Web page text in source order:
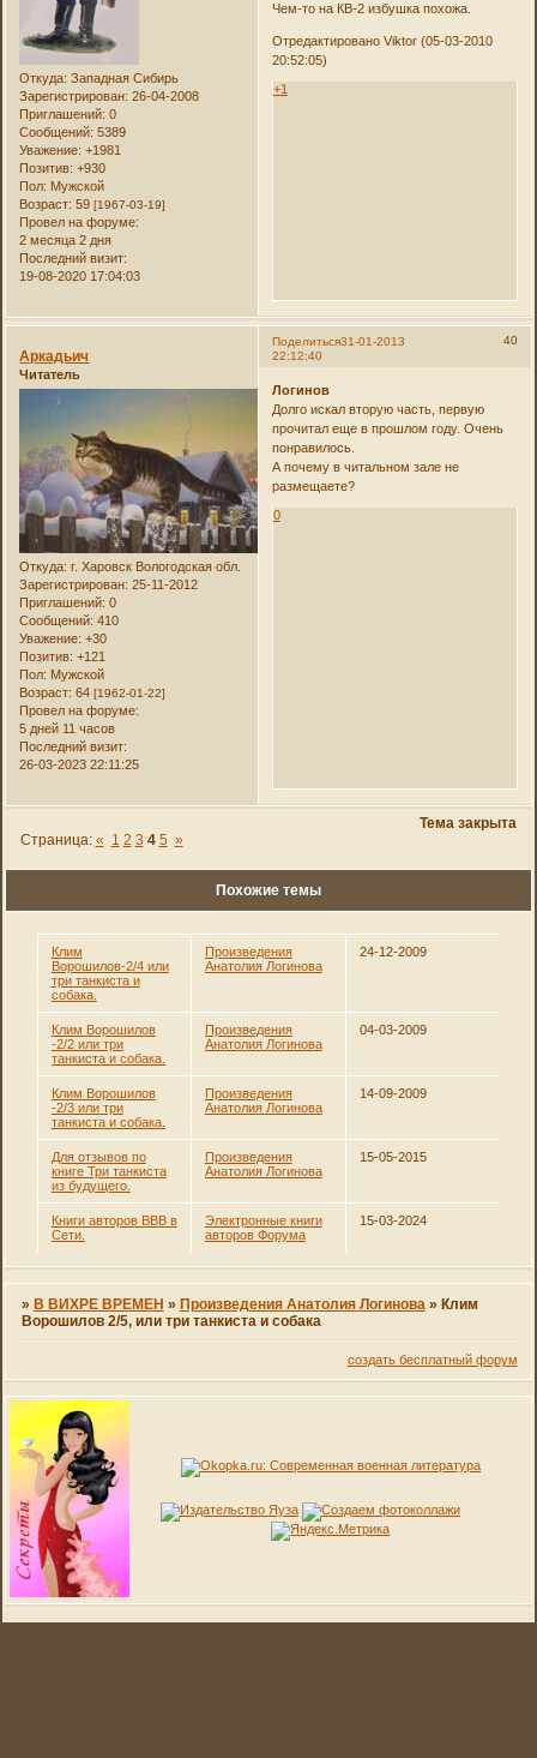
Откуда: Западная Сибирь
Зарегистрирован: 26-04-2008
Приглашений: 0
Сообщений: 5389
Уважение: +1981
Позитив: +930
Пол: Мужской
Возраст: 59[1967-03-19]
Провел на форуме:
2 месяца 2 дня
Последний визит:
19-08-2020 17:04:03
Чем-то на КВ-2 избушка похожа.
Отредактировано Viktor (05-03-2010
20:52:05)
+1
Поделиться 40
31-01-2013
22:12:40
Аркадьич
Читатель
Откуда: г. Харовск Вологодская обл.
Зарегистрирован: 25-11-2012
Приглашений: 0
Сообщений: 410
Уважение: +30
Позитив: +121
Пол: Мужской
Возраст: 64[1962-01-22]
Провел на форуме:
5 дней 11 часов
Последний визит:
26-03-2023 22:11:25
Логинов
Долго искал вторую часть, первую
прочитал еще в прошлом году. Очень
понравилось.
А почему в читальном зале не
размещаете?
0
Тема закрыта
Страница: « 1 2 3 4 5 »
Похожие темы
Клим
Ворошилов-2/4 или
три танкиста и
собака.
Произведения
Анатолия Логинова
24-12-2009
Клим Ворошилов
-2/2 или три
танкиста и собака.
Произведения
Анатолия Логинова
04-03-2009
Клим Ворошилов
-2/3 или три
танкиста и собака.
Произведения
Анатолия Логинова
14-09-2009
Для отзывов по
книге Три танкиста
из будущего.
Произведения
Анатолия Логинова
15-05-2015
Книги авторов ВВВ в
Сети.
Электронные книги
авторов Форума
15-03-2024
» В ВИХРЕ ВРЕМЕН » Произведения Анатолия Логинова » Клим
Ворошилов 2/5, или три танкиста и собака
создать бесплатный форум